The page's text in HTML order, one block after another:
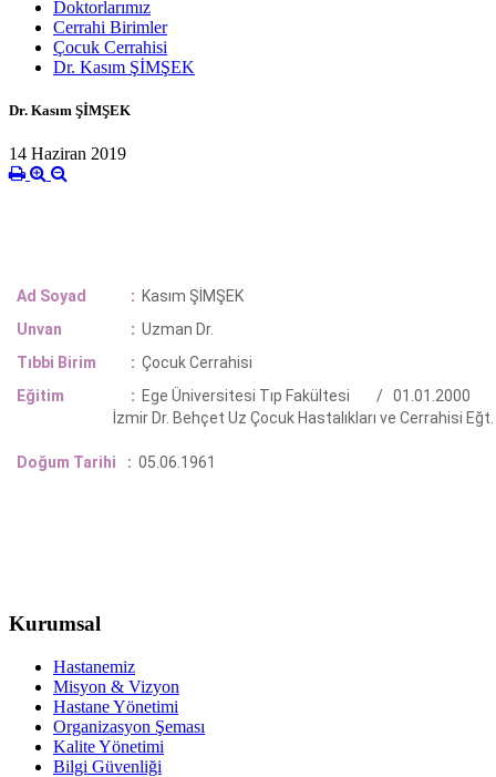
Doktorlarımız
Cerrahi Birimler
Çocuk Cerrahisi
Dr. Kasım ŞİMŞEK
Dr. Kasım ŞİMŞEK
14 Haziran 2019
Ad Soyad : Kasım ŞİMŞEK
Unvan
: Uzman Dr.
Tıbbi Birim
: Çocuk Cerrahisi
Eğitim
: Ege Üniversitesi Tıp Fakültesi / 01.01.2000
İzmir Dr. Behçet Uz Çocuk Hastalıkları ve Cerrahisi Eğt.
Doğum Tarihi : 05.06.1961
Kurumsal
Hastanemiz
Misyon & Vizyon
Hastane Yönetimi
Organizasyon Şeması
Kalite Yönetimi
Bilgi Güvenliği